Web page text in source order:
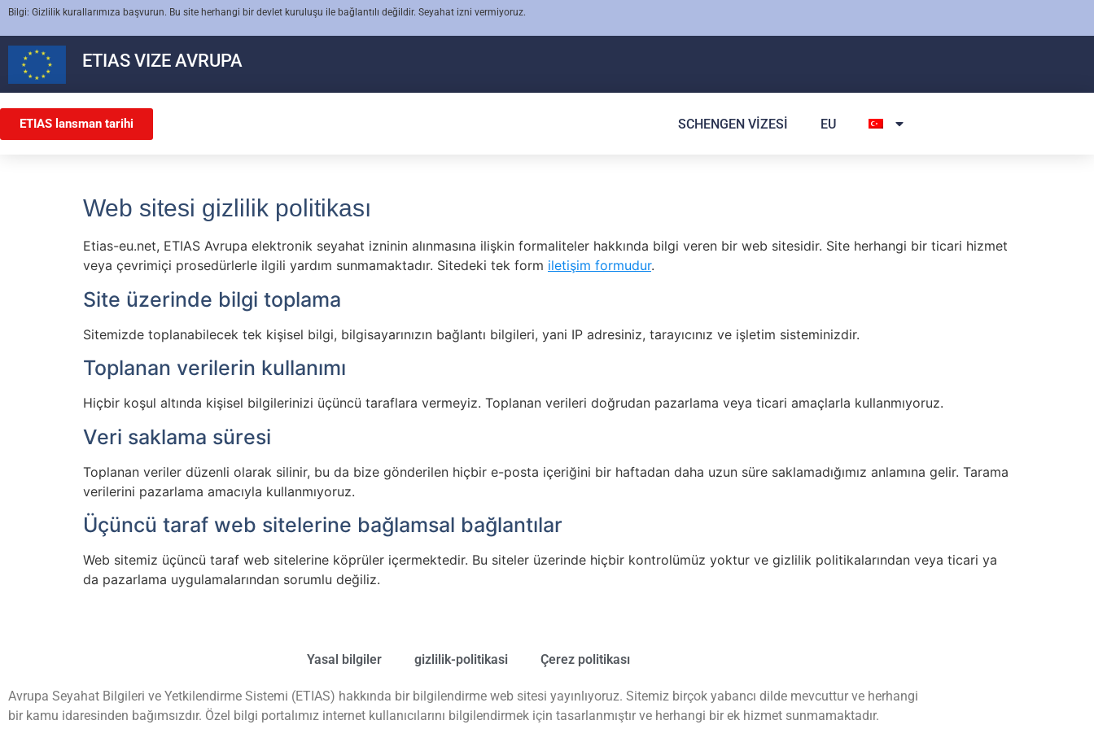
Bilgi: Gizlilik kurallarımıza başvurun. Bu site herhangi bir devlet kuruluşu ile bağlantılı değildir. Seyahat izni vermiyoruz.
ETIAS VIZE AVRUPA
ETIAS lansman tarihi SCHENGEN VIZESI EU
Web sitesi gizlilik politikası
Etias-eu.net, ETIAS Avrupa elektronik seyahat izninin alınmasına ilişkin formaliteler hakkında bilgi veren bir web sitesidir. Site herhangi bir ticari hizmet
veya çevrimiçi prosedürlerle ilgili yardım sunmamaktadır. Sitedeki tek form iletişim formudur.
Site üzerinde bilgi toplama
Sitemizde toplanabilecek tek kişisel bilgi, bilgisayarınızın bağlantı bilgileri, yani IP adresiniz, tarayıcınız ve işletim sisteminizdir.
Toplanan verilerin kullanımı
Hiçbir koşul altında kişisel bilgilerinizi üçüncü taraflara vermeyiz. Toplanan verileri doğrudan pazarlama veya ticari amaçlarla kullanmıyoruz.
Veri saklama süresi
Toplanan veriler düzenli olarak silinir, bu da bize gönderilen hiçbir e-posta içeriğini bir haftadan daha uzun süre saklamadığımız anlamına gelir. Tarama
verilerini pazarlama amacıyla kullanmıyoruz.
Üçüncü taraf web sitelerine bağlamsal bağlantılar
Web sitemiz üçüncü taraf web sitelerine köprüler içermektedir. Bu siteler üzerinde hiçbir kontrolümüz yoktur ve gizlilik politikalarından veya ticari ya
da pazarlama uygulamalarından sorumlu değiliz.
Yasal bilgiler gizlilik-politikasi Çerez politikası
Avrupa Seyahat Bilgileri ve Yetkilendirme Sistemi (ETIAS) hakkında bir bilgilendirme web sitesi yayınlıyoruz. Sitemiz birçok yabancı dilde mevcuttur ve herhangi
bir kamu idaresinden bağımsızdır. Özel bilgi portalımız internet kullanıcılarını bilgilendirmek için tasarlanmıştır ve herhangi bir ek hizmet sunmamaktadır.